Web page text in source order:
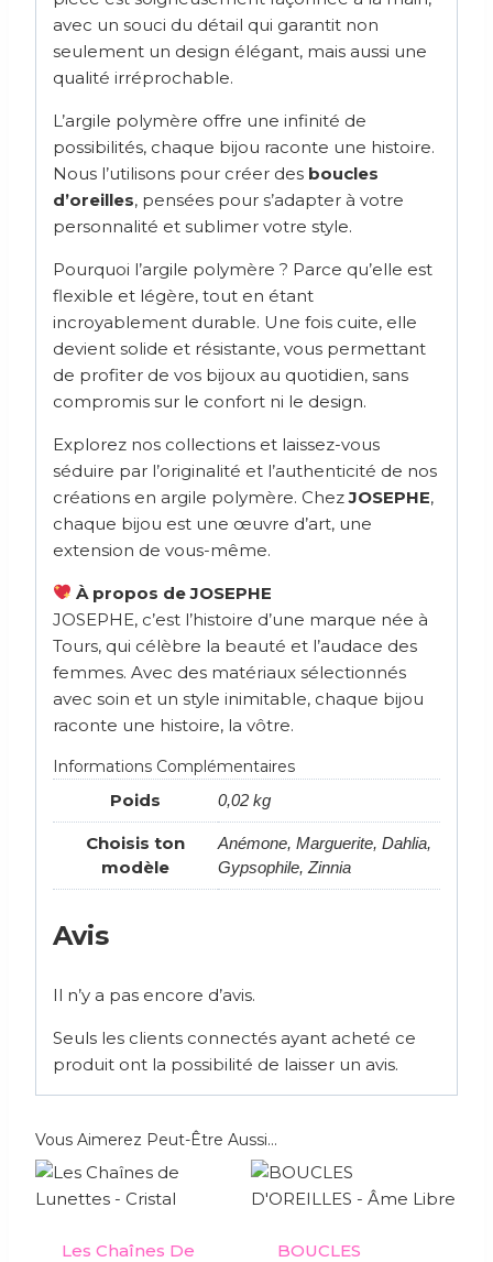
avec un souci du détail qui garantit non
seulement un design élégant, mais aussi une
qualité irréprochable.
L’argile polymère offre une infinité de
possibilités, chaque bijou raconte une histoire.
Nous l’utilisons pour créer des boucles
d’oreilles, pensées pour s’adapter à votre
personnalité et sublimer votre style.
Pourquoi l’argile polymère ? Parce qu’elle est
flexible et légère, tout en étant
incroyablement durable. Une fois cuite, elle
devient solide et résistante, vous permettant
de profiter de vos bijoux au quotidien, sans
compromis sur le confort ni le design.
Explorez nos collections et laissez-vous
séduire par l’originalité et l’authenticité de nos
créations en argile polymère. ChezJOSEPHE,
chaque bijou est une œuvre d’art, une
extension de vous-même.
À propos de JOSEPHE
JOSEPHE, c’est l’histoire d’une marque née à
Tours, qui célèbre la beauté et l’audace des
femmes. Avec des matériaux sélectionnés
avec soin et un style inimitable, chaque bijou
raconte une histoire, la vôtre.
Informations Complémentaires
Poids 0,02 kg
Choisis ton
modèle
Anémone, Marguerite, Dahlia,
Gypsophile, Zinnia
Avis
Il n’y a pas encore d’avis.
Seuls les clients connectés ayant acheté ce
produit ont la possibilité de laisser un avis.
Vous Aimerez Peut-Être Aussi…
Les Chaînes De
BOUCLES